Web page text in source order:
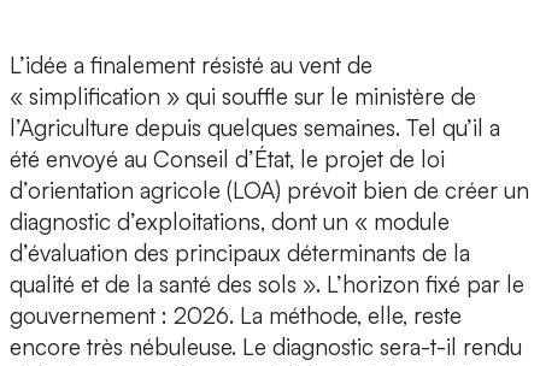
L’idée a finalement résisté au vent de
« simplification » qui souffle sur le ministère de
l’Agriculture depuis quelques semaines. Tel qu’il a
été envoyé au Conseil d’État, le projet de loi
d’orientation agricole (LOA) prévoit bien de créer un
diagnostic d’exploitations, dont un « module
d’évaluation des principaux déterminants de la
qualité et de la santé des sols ». L’horizon fixé par le
gouvernement : 2026. La méthode, elle, reste
encore très nébuleuse. Le diagnostic sera-t-il rendu